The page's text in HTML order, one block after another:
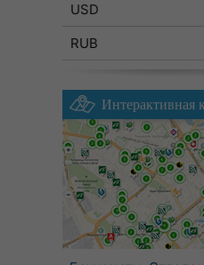
USD
RUB
Интерактивная